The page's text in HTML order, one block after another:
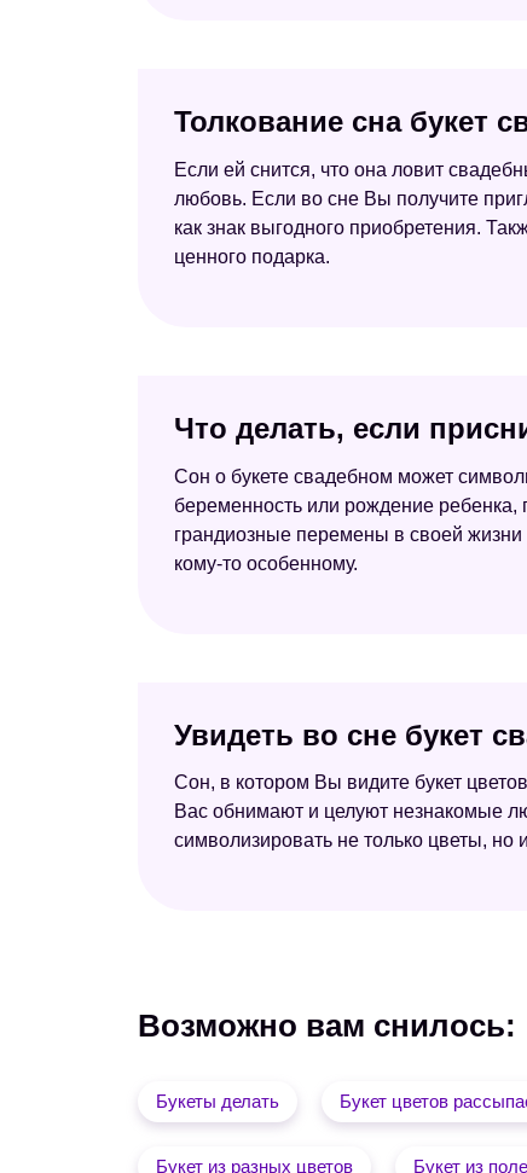
Толкование сна букет
Если ей снится, что она ловит
любовь. Если во сне Вы получите
как знак выгодного приобретения.
ценного подарка.
Что делать, если
Сон о букете свадебном может
беременность или рождение ребенка,
грандиозные перемены в своей жизни
кому-то особенному.
Увидеть во сне букет
Сон, в котором Вы видите букет
Вас обнимают и целуют незнакомые
символизировать не только цветы,
Возможно вам снилось:
Букеты делать Букет цветов
Букет из разных цветов Букет из